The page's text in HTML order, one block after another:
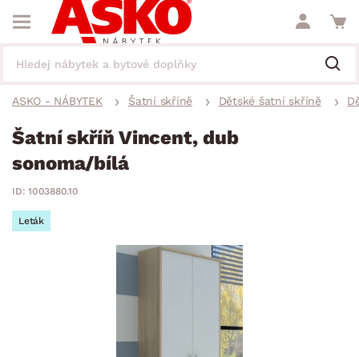
ASKO - NÁBYTEK Šatní skříně Dětské šatní skříně
Šatní skříň Vincent, dub
sonoma/bílá
ID: 1003880.10
Leták